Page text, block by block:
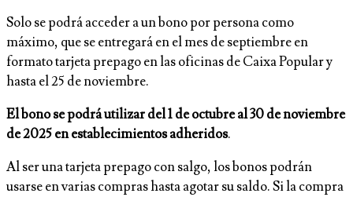
Solo se podrá acceder a un bono por persona como
máximo, que se entregará en el mes de septiembre en
formato tarjeta prepago en las oficinas de Caixa Popular y
hasta el 25 de noviembre.
El bono se podrá utilizar del 1 de octubre al 30 de noviembre
de 2025 en establecimientos adheridos.
Al ser una tarjeta prepago con salgo, los bonos podrán
usarse en varias compras hasta agotar su saldo. Si la compra